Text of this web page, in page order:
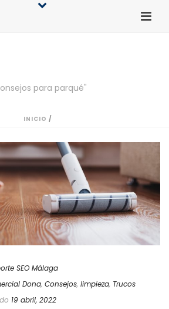
para parqué"
INICIO /
SEO Málaga
Dona, Consejos, limpieza, Trucos
19 abril, 2022